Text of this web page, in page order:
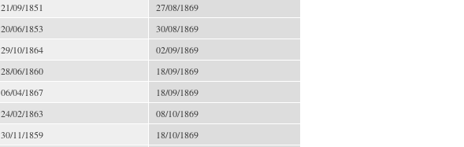
21/09/1851
27/08/1869
20/06/1853
30/08/1869
29/10/1864
02/09/1869
28/06/1860
18/09/1869
06/04/1867
18/09/1869
24/02/1863
08/10/1869
30/11/1859
18/10/1869